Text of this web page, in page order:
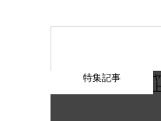
特集記事